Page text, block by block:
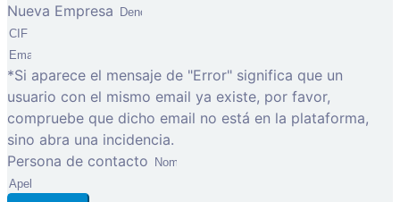
Nueva Empresa
*Si aparece el mensaje de "Error" significa que un
usuario con el mismo email ya existe, por favor,
compruebe que dicho email no está en la plataforma,
sino abra una incidencia.
Persona de contacto